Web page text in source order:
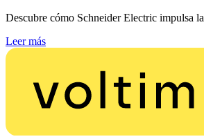
Descubre cómo Schneider Electric impulsa
Leer más